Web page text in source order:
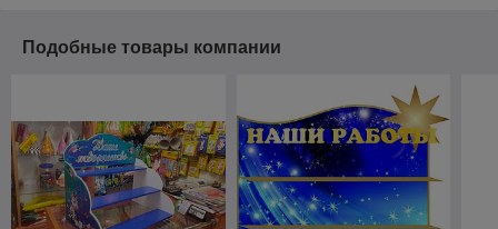
Подобные товары компании